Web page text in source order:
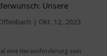
Unsere
| Okt. 12, 2023
eine Herausforderung sein